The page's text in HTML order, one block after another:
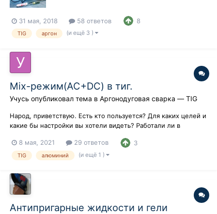
31 мая, 2018 58 ответов 8
TIG аргон (и ещё 3 )
Mix-режим(AC+DC) в тиг.
Учусь опубликовал тема в Аргонодуговая сварка — TIG
Народ, приветствую. Есть кто пользуется? Для каких целей и
какие бы настройки вы хотели видеть? Работали ли в
8 мая, 2021
29 ответов 3
TIG алюминий (и ещё 1 )
Антипригарные жидкости и гели